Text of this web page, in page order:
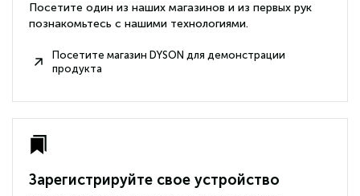
Посетите один из наших магазинов и из первых рук
познакомьтесь с нашими технологиями.
Посетите магазин DYSON для демонстрации
продукта
Зарегистрируйте свое устройство